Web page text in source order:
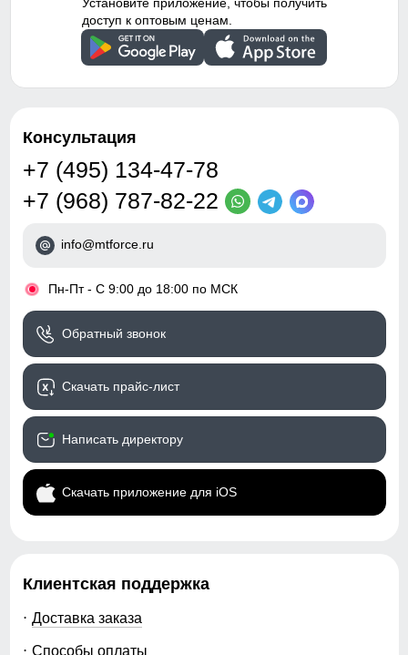
доступ к оптовым ценам.
Консультация
+7 (495) 134-47-78
+7 (968) 787-82-22
info@mtforce.ru
• Пн-Пт - С 9:00 до 18:00 по МСК
Обратный звонок
Скачать прайс-лист
Написать директору
Скачать приложение для iOS
Клиентская поддержка
Доставка заказа
Способы оплаты